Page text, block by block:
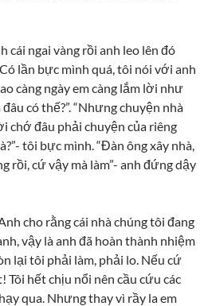
cái ngai vàng rồi anh leo lên đó
lần bực mình quá, tôi nói với anh
càng ngày em càng lắm lời như
có thế?”. “Nhưng chuyện nhà
chớ đâu phải chuyện của riêng
tôi bực mình. “Đàn ông xây nhà,
rồi, cứ vậy mà làm”- anh đứng dậy
cho rằng cái nhà chúng tôi đang
vậy là anh đã hoàn thành nhiệm
lại tôi phải làm, phải lo. Nếu cứ
Tôi hết chịu nổi nên cầu cứu các
qua. Nhưng thay vì rầy la em